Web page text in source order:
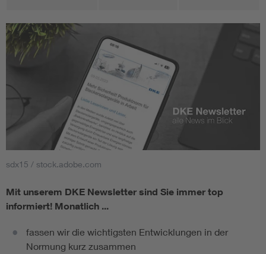
sdx15 / stock.adobe.com
Mit unserem DKE Newsletter sind Sie immer top
informiert! Monatlich ...
fassen wir die wichtigsten Entwicklungen in der
Normung kurz zusammen